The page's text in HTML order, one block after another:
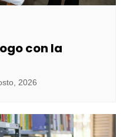
con la
2026